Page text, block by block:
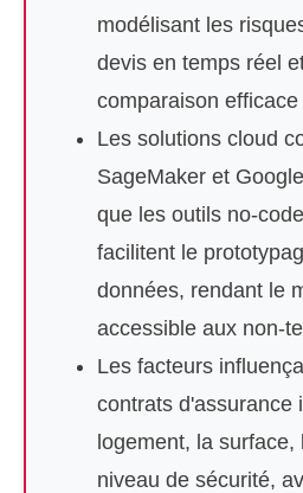
modélisant les
devis en temps réel
comparaison
Les solutions cloud
SageMaker et
que les outils no-
facilitent le
données, rendant le
accessible aux non-
Les facteurs
contrats d'assurance
logement, la
niveau de sécurité,